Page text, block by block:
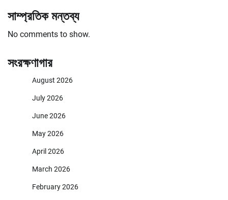
সাম্প্রতিক মন্তব্য
No comments to show.
সংরক্ষণাগার
August 2026
July 2026
June 2026
May 2026
April 2026
March 2026
February 2026